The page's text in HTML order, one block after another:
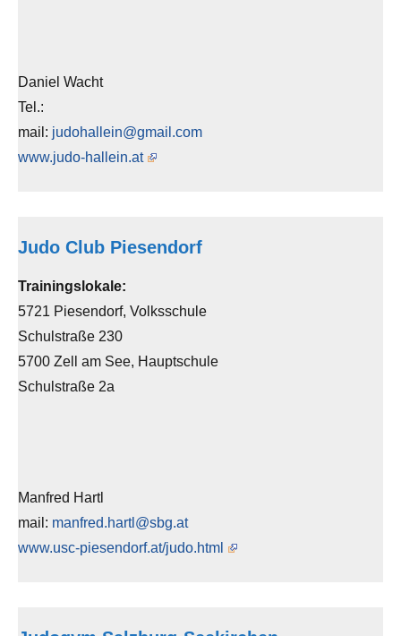
Daniel Wacht
Tel.:
mail: judohallein@gmail.com
www.judo-hallein.at
Judo Club Piesendorf
Trainingslokale:
5721 Piesendorf, Volksschule
Schulstraße 230
5700 Zell am See, Hauptschule
Schulstraße 2a
Manfred Hartl
mail: manfred.hartl@sbg.at
www.usc-piesendorf.at/judo.html